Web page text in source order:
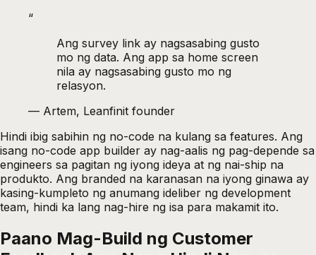
“
Ang survey link ay nagsasabing gusto
mo ng data. Ang app sa home screen
nila ay nagsasabing gusto mo ng
relasyon.
— Artem, Leanfinit founder
Hindi ibig sabihin ng no-code na kulang sa features. Ang
isang no-code app builder ay nag-aalis ng pag-depende sa
engineers sa pagitan ng iyong ideya at ng nai-ship na
produkto. Ang branded na karanasan na iyong ginawa ay
kasing-kumpleto ng anumang ideliber ng development
team, hindi ka lang nag-hire ng isa para makamit ito.
Paano Mag-Build ng Customer